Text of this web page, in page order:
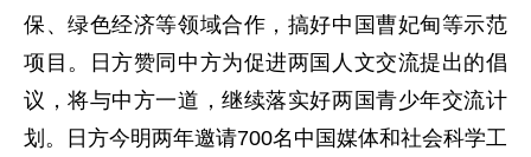
保、绿色经济等领域合作，搞好中国曹妃甸等示范
项目。日方赞同中方为促进两国人文交流提出的倡
议，将与中方一道，继续落实好两国青少年交流计
划。日方今明两年邀请700名中国媒体和社会科学工